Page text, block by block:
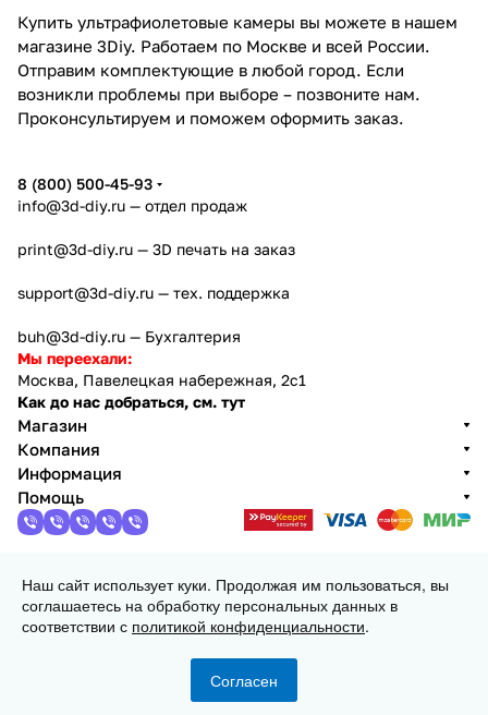
Купить ультрафиолетовые камеры вы можете в нашем
магазине 3Diy. Работаем по Москве и всей России.
Отправим комплектующие в любой город. Если
возникли проблемы при выборе – позвоните нам.
Проконсультируем и поможем оформить заказ.
8 (800) 500-45-93
info@3d-diy.ru — отдел продаж
print@3d-diy.ru — 3D печать на заказ
support@3d-diy.ru — тех. поддержка
buh@3d-diy.ru — Бухгалтерия
Мы переехали:
Москва, Павелецкая набережная, 2с1
Как до нас добраться, см. тут
Магазин
Компания
Информация
Помощь
2013 - 2026 © 3DiY (Тридиай) - интернет-магазин
комплектующих для 3D принтеров, ЧПУ станков и
робототехники
Наш сайт использует куки. Продолжая им пользоваться, вы
соглашаетесь на обработку персональных данных в
соответствии с политикой конфиденциальности.
Согласен